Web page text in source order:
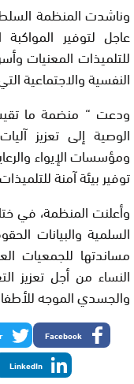
وناشدت المنظمة
عاجل لتوفير المواكبة
للتلميذات المعنيات
النفسية والاجتماعية
ودعت “ منضمة ما
الوصية إلى تعزيز
ومؤسسات الإيواء
توفير بيئة آمنة
وأعلنت المنظمة، في
السلمية والبيانات
مساندتها للجمعيات
النساء من أجل تعزيز
والجسدي الموجه
Facebook
LinkedIn